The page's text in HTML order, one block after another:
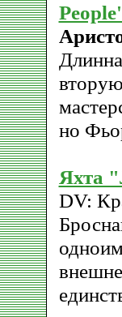
но
Яхта
DV: